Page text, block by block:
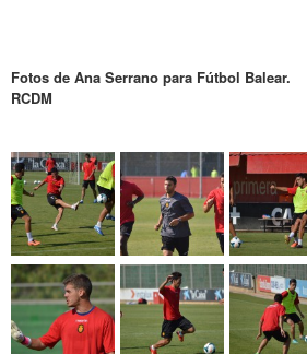
Fotos de Ana Serrano para Fútbol Balear.
RCDM